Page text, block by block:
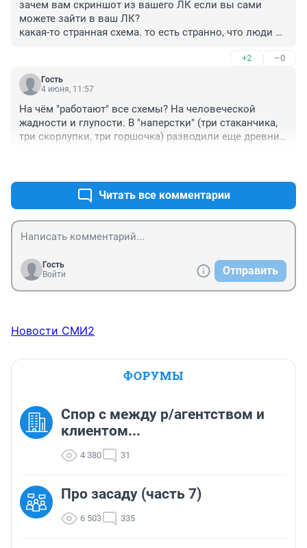
зачем вам скриншот из вашего ЛК если вы сами
можете зайти в ваш ЛК?
какая-то странная схема. то есть странно, что люди
+2 –0
Гость
4 июня, 11:57
На чём "работают" все схемы? На человеческой
жадности и глупости. В "наперстки" (три стаканчика,
три скорлупки, три горшочка) разводили еще древние
народа из Египета.Читать все комментарии
Гость
Войти
Отправить
Новости СМИ2
ФОРУМЫ
Спор с между р/агентством и
клиентом...
4 380 31
Про засаду (часть 7)
6 503 335